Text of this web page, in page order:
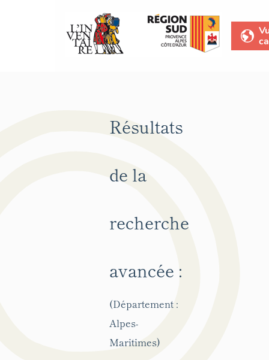
Résultats
de la
recherche
avancée :
(Département :
Alpes-
Maritimes)